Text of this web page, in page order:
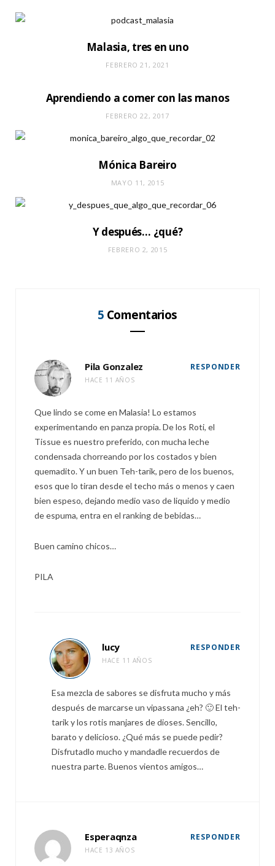
Malasia, tres en uno
FEBRERO 21, 2021
Aprendiendo a comer con las manos
FEBRERO 22, 2017
Mónica Bareiro
MAYO 11, 2015
Y después… ¿qué?
FEBRERO 2, 2015
5 Comentarios
Pila Gonzalez
HACE 11 AÑOS
RESPONDER
Que lindo se come en Malasia! Lo estamos
experimentando en panza propia. De los Roti, el
Tissue es nuestro preferido, con mucha leche
condensada chorreando por los costados y bien
quemadito. Y un buen Teh-tarik, pero de los buenos,
esos que lo tiran desde el techo más o menos y caen
bien espeso, dejando medio vaso de liquido y medio
de espuma, entra en el ranking de bebidas…
Buen camino chicos…
PILA
lucy
HACE 11 AÑOS
RESPONDER
Esa mezcla de sabores se disfruta mucho y más
después de marcarse un vipassana ¿eh? 🙂 El teh-
tarik y los rotis manjares de dioses. Sencillo,
barato y delicioso. ¿Qué más se puede pedir?
Disfrutadlo mucho y mandadle recuerdos de
nuestra parte. Buenos vientos amigos…
Esperaqnza
HACE 13 AÑOS
RESPONDER